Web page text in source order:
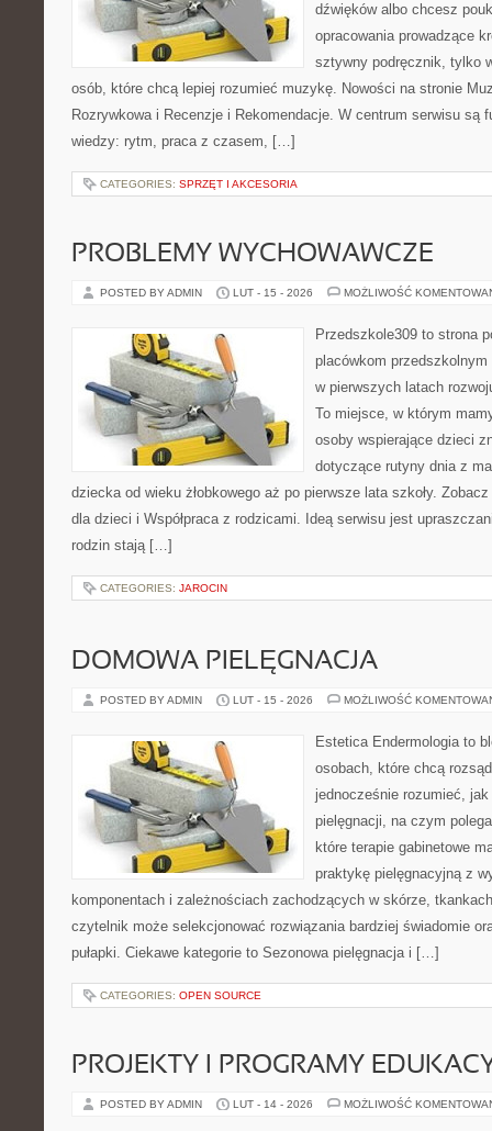
dźwięków albo chcesz
opracowania prowadzące
sztywny podręcznik, tylko
osób, które chcą lepiej rozumieć muzykę. Nowości na stronie
Rozrywkowa i Recenzje i Rekomendacje. W centrum serwisu są
wiedzy: rytm, praca z czasem, […]
CATEGORIES: SPRZĘT I AKCESORIA
PROBLEMY WYCHOWAWCZE
POSTED BY ADMIN LUT - 15 - 2026 MOŻLIWOŚĆ
Przedszkole309 to strona
placówkom
w pierwszych latach
To miejsce, w którym
osoby wspierające dzieci
dotyczące rutyny dnia z
dziecka od wieku żłobkowego aż po pierwsze lata szkoły.
dla dzieci i Współpraca z rodzicami. Ideą serwisu jest
rodzin stają […]
CATEGORIES: JAROCIN
DOMOWA PIELĘGNACJA
POSTED BY ADMIN LUT - 15 - 2026 MOŻLIWOŚĆ
Estetica Endermologia to
osobach, które chcą
jednocześnie rozumieć, jak
pielęgnacji, na czym
które terapie gabinetowe
praktykę pielęgnacyjną z
komponentach i zależnościach zachodzących w skórze,
czytelnik może selekcjonować rozwiązania bardziej świadomie
pułapki. Ciekawe kategorie to Sezonowa pielęgnacja i […]
CATEGORIES: OPEN SOURCE
PROJEKTY I PROGRAMY
POSTED BY ADMIN LUT - 14 - 2026 MOŻLIWOŚĆ